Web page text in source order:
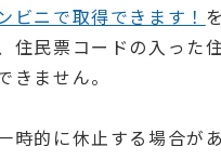
ビニで取得できます！
住民票コードの入った
ません。
的に休止する場合があ